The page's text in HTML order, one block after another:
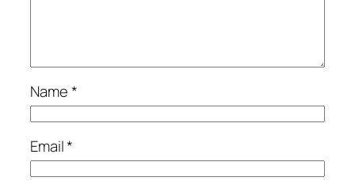
Name*
Email*